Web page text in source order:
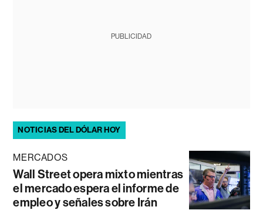
PUBLICIDAD
NOTICIAS DEL DÓLAR HOY
MERCADOS
Wall Street opera mixto mientras
el mercado espera el informe de
empleo y señales sobre Irán